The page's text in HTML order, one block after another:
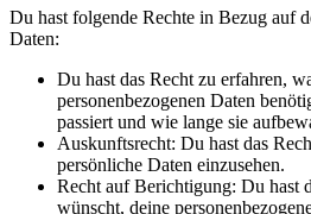
Du hast folgende Rechte in Bezug auf
Daten:
Du hast das Recht zu erfahren,
personenbezogenen Daten
passiert und wie lange sie
Auskunftsrecht: Du hast das
persönliche Daten einzusehen.
Recht auf Berichtigung: Du hast
wünscht, deine